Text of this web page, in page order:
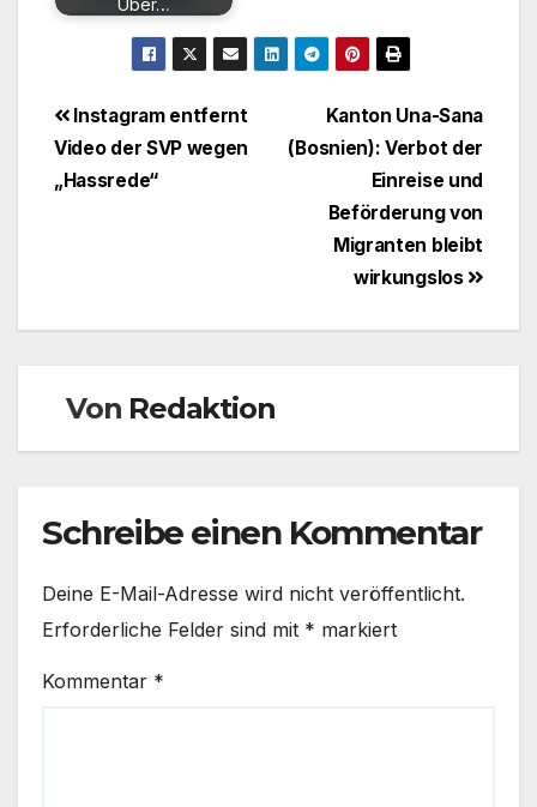
Über…
BeitragsnavigationKanton Una-Sana
(Bosnien): Verbot der
Einreise und
Beförderung von
Migranten bleibt
wirkungslos
Instagram entfernt
Video der SVP wegen
„Hassrede“
Von Redaktion
Schreibe einen Kommentar
Deine E-Mail-Adresse wird nicht veröffentlicht.
Erforderliche Felder sind mit * markiert
Kommentar *